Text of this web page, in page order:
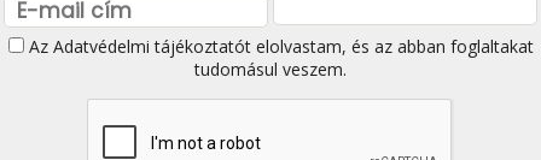
Az Adatvédelmi tájékoztatótelolvastam, és az abban foglaltakat
tudomásul veszem.